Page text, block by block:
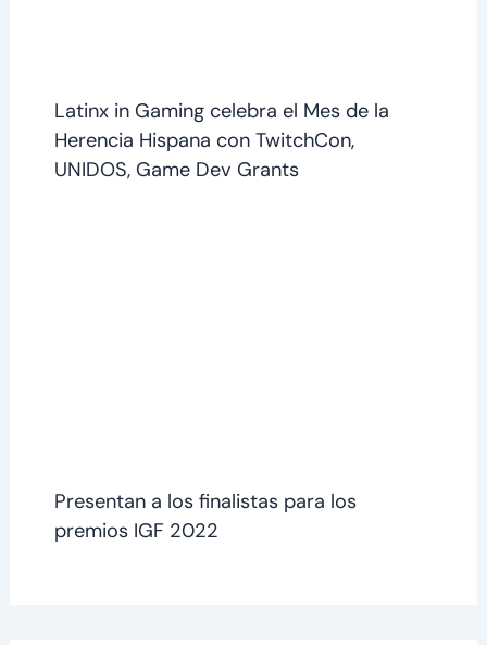
Latinx in Gaming celebra el Mes de la
Herencia Hispana con TwitchCon,
UNIDOS, Game Dev Grants
Presentan a los finalistas para los
premios IGF 2022